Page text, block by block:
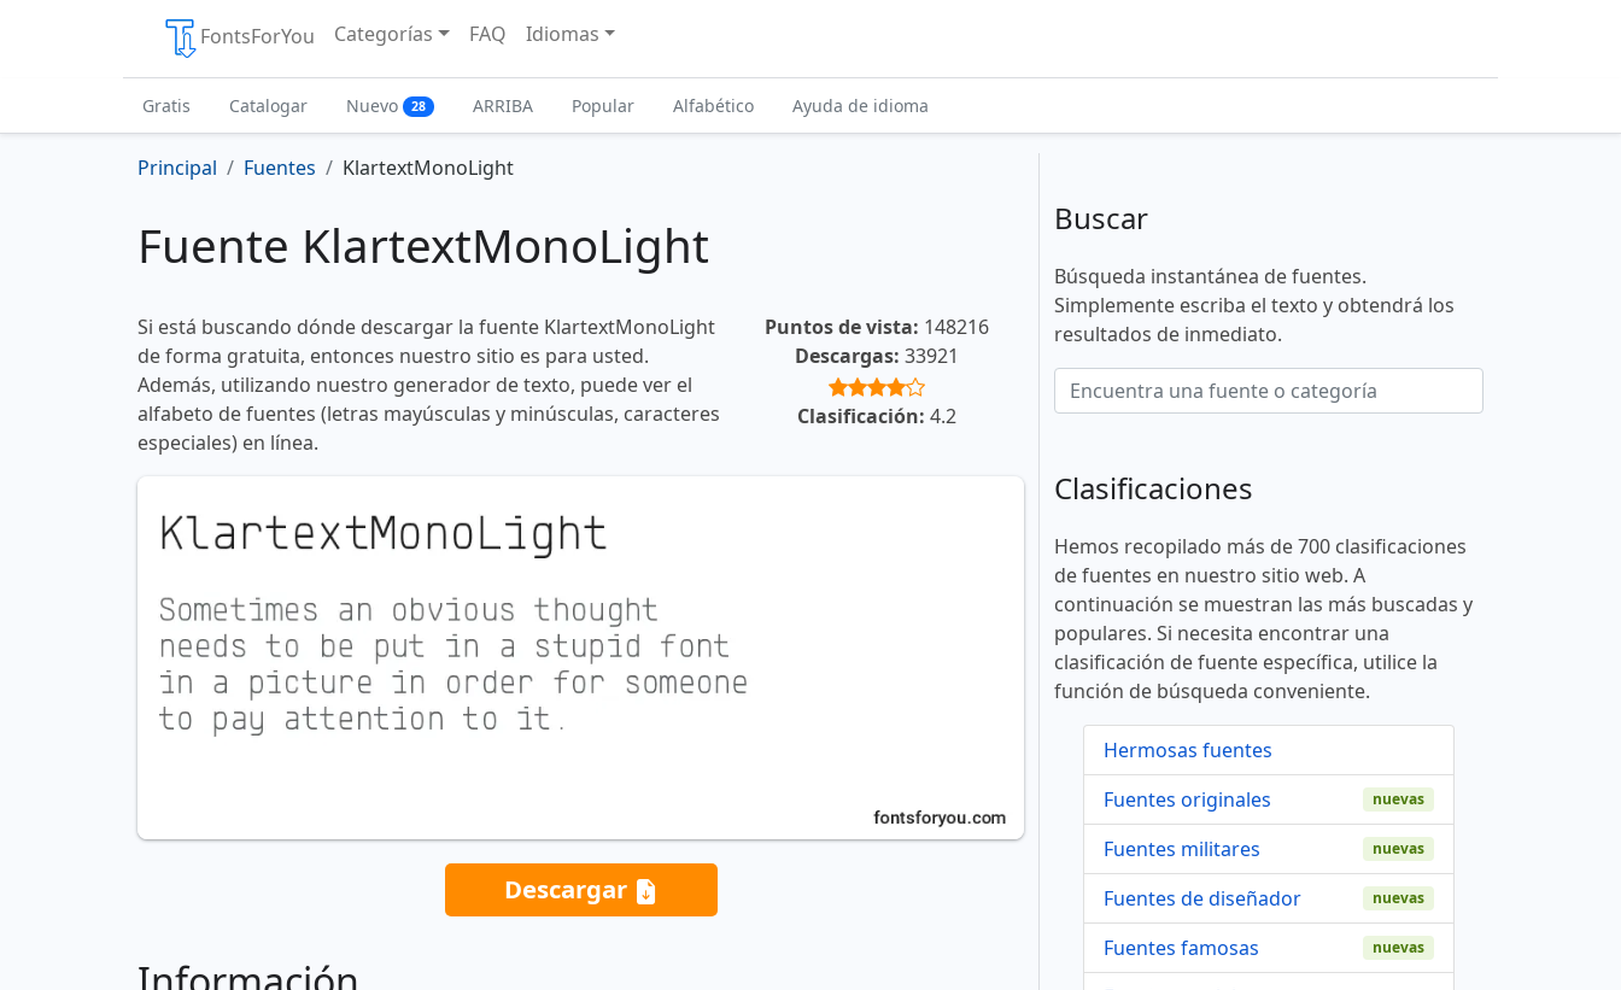
FontsForYou Categorías FAQ Idiomas
Gratis Catalogar Nuevo 28 ARRIBA Popular Alfabético Ayuda de idioma
Principal Fuentes KlartextMonoLight
Fuente KlartextMonoLight
Si está buscando dónde descargar la fuente KlartextMonoLight
de forma gratuita, entonces nuestro sitio es para usted.
Además, utilizando nuestro generador de texto, puede ver el
alfabeto de fuentes (letras mayúsculas y minúsculas, caracteres
especiales) en línea.
Puntos de vista: 148216
Descargas: 33921
Clasificación: 4.2
Descargar
Buscar
Búsqueda instantánea de fuentes.
Simplemente escriba el texto y obtendrá los
resultados de inmediato.
Clasificaciones
Hemos recopilado más de 700 clasificaciones
de fuentes en nuestro sitio web. A
continuación se muestran las más buscadas y
populares. Si necesita encontrar una
clasificación de fuente específica, utilice la
función de búsqueda conveniente.
Hermosas fuentes
Fuentes originales
nuevas
Fuentes militares nuevas
Fuentes de diseñador nuevas
Fuentes famosas nuevas